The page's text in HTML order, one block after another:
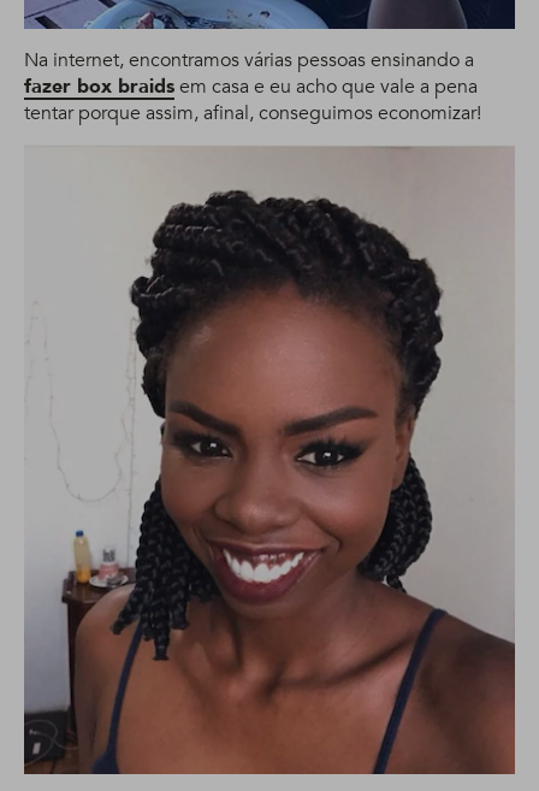
Na internet, encontramos várias pessoas ensinando a
fazer box braidsem casa e eu acho que vale a pena
tentar porque assim, afinal, conseguimos economizar!